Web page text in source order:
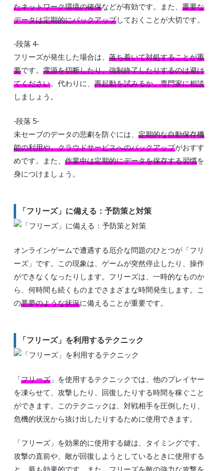
たネットワーク環境の確保などが有効です。また、 重要な
データは定期的にバックアップしておくことが大切です。
-段落 4-
フリーズが発生した場合は、 落ち着いて対処することが重
要です。 電源を切断したり、強制終了したりするのは避け
てください。代わりに、 再起動を試みるか、専門家に相談
しましょう。
-段落 5-
未セーブのデータの悲劇を防ぐには、 定期的な自動保存機
能の利用や、クラウドサービスへのバックアップがおすす
めです。また、 作業中は定期的にデータを保存する習慣を
身につけましょう。
「フリーズ」に備える：予防策と対策
オンラインゲームで遭遇する厄介な問題のひとつが「フリ
ーズ」です。この現象は、ゲームが突然停止したり、操作
ができなくなったりします。フリーズは、一時的なものか
ら、何時間も続くものまでさまざまな時間発生します。こ
の悪夢のような状況に備えることが重要です。
「フリーズ」を利用するテクニック
「フリーズ 」を使用するテクニックでは、他のプレイヤー
を凍らせて、攻撃したり、回復したりする時間を稼ぐこと
ができます。このテクニックは、対戦相手を圧倒したり、
危機的状況から抜け出したりするために使用できます。
「フリーズ」を効果的に使用する鍵は、タイミングです。
攻撃の直前や、敵が回復しようとしているときに使用する